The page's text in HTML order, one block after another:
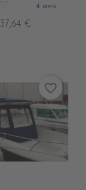
4 avis
37,64 €
favorite_border